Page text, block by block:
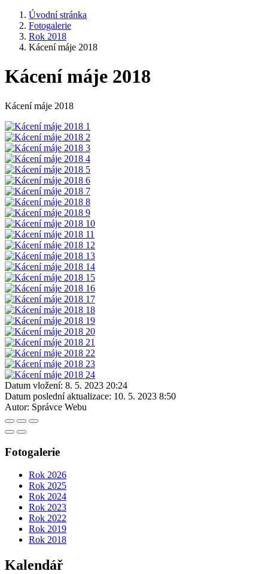
Úvodní stránka
Fotogalerie
Rok 2018
Kácení máje 2018
Kácení máje 2018
Kácení máje 2018
Datum vložení: 8. 5. 2023 20:24
Datum poslední aktualizace: 10. 5. 2023 8:50
Autor: Správce Webu
Fotogalerie
Rok 2026
Rok 2025
Rok 2024
Rok 2023
Rok 2022
Rok 2019
Rok 2018
Kalendář